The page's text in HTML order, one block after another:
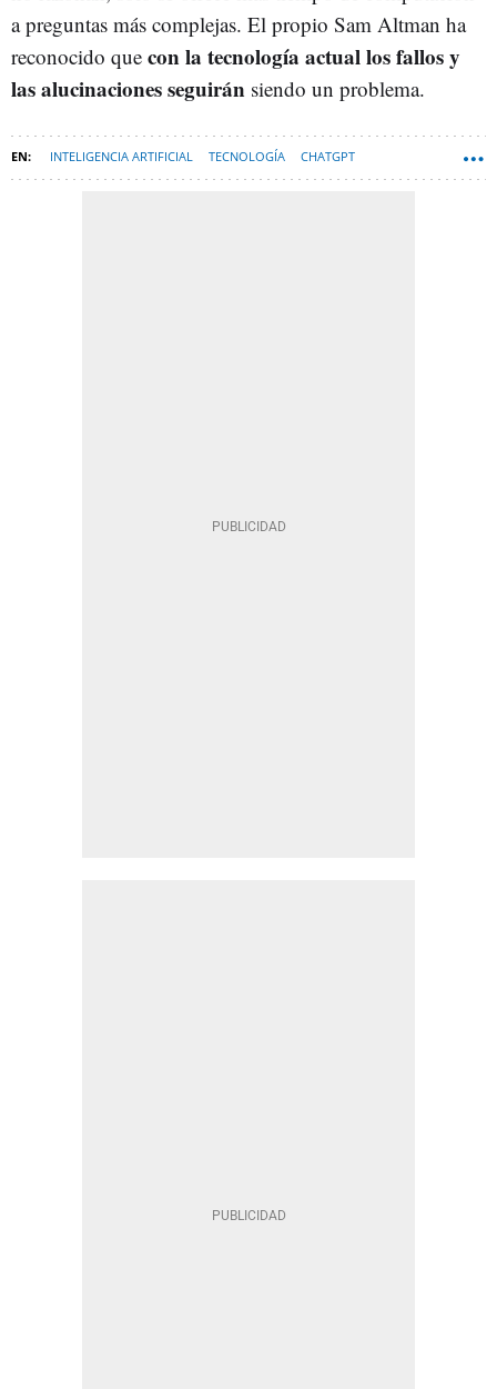
a preguntas más complejas. El propio Sam Altman ha
reconocido que con la tecnología actual los fallos y
las alucinaciones seguirán siendo un problema.
INTELIGENCIA ARTIFICIAL TECNOLOGÍA CHATGPT